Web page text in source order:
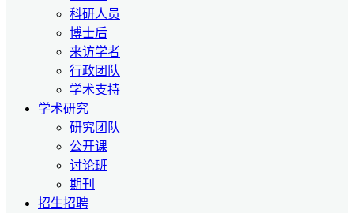
科研人员
博士后
来访学者
行政团队
学术支持
学术研究
研究团队
公开课
讨论班
期刊
招生招聘